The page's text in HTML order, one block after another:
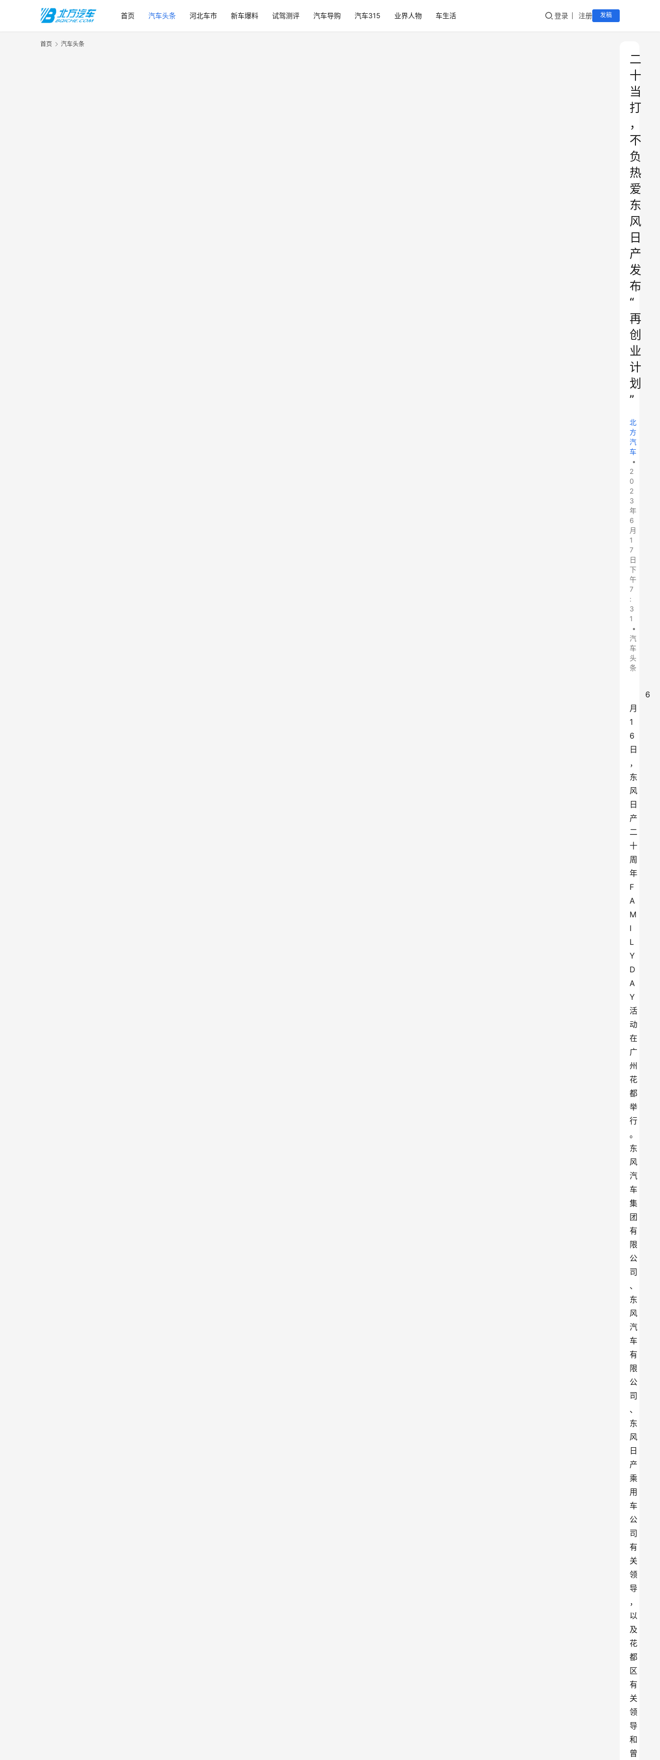
首页 汽车头条 河北车市 新车爆料 试驾测评 汽车导购 汽车315 业界人物 车生活 登录 注册 发稿
首页 汽车头条
二
十
当
打
，
不
负
热
爱
东
风
日
产
发
布
“
再
创
业
计
划
”
北
方
汽
车
•
2
0
2
3
年
6
月
1
7
日
下
午
7
:
3
1
•
汽
车
头
条
6
月
1
6
日
，
东
风
日
产
二
十
周
年
F
A
M
I
L
Y
D
A
Y
活
动
在
广
州
花
都
举
行
。
东
风
汽
车
集
团
有
限
公
司
、
东
风
汽
车
有
限
公
司
、
东
风
日
产
乘
用
车
公
司
有
关
领
导
，
以
及
花
都
区
有
关
领
导
和
曾